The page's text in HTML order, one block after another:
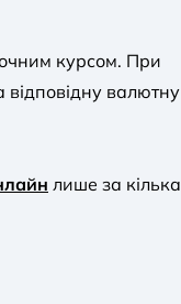
курсом. При
валютну
лише за кілька